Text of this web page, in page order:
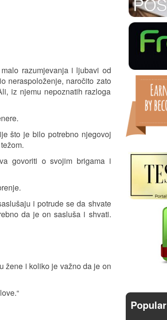
razumjevanja i ljubavi od
neraspoloženje, naročito zato
iz njemu nepoznatih razloga
što je bilo potrebno njegovoj
govoriti o svojim brigama i
i potrude se da shvate
da je on sasluša i shvati.
žene i koliko je važno da je on
Popular